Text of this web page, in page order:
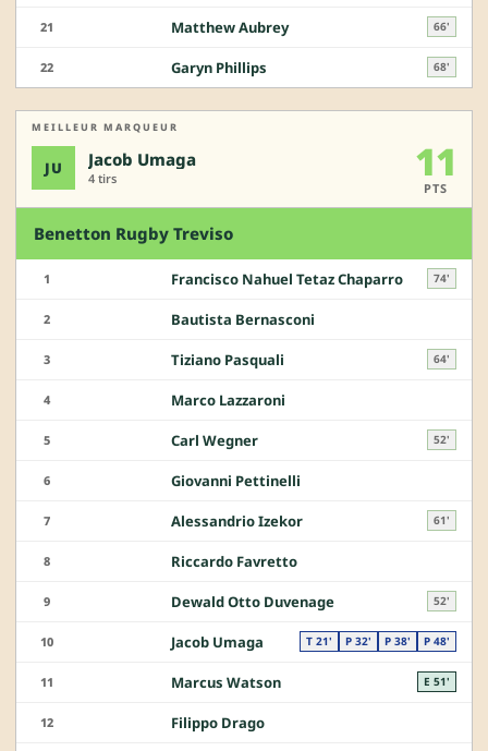
21 Matthew Aubrey 66'
22 Garyn Phillips 68'
MEILLEUR MARQUEUR
JU Jacob Umaga
4 tirs 11
PTS
Benetton Rugby Treviso
1 Francisco Nahuel Tetaz Chaparro 74'
2 Bautista Bernasconi
3 Tiziano Pasquali 64'
4 Marco Lazzaroni
5 Carl Wegner 52'
6 Giovanni Pettinelli
7 Alessandrio Izekor 61'
8 Riccardo Favretto
9 Dewald Otto Duvenage 52'
10 Jacob Umaga T 21' P 32' P 38' P 48'
11 Marcus Watson E 51'
12 Filippo Drago